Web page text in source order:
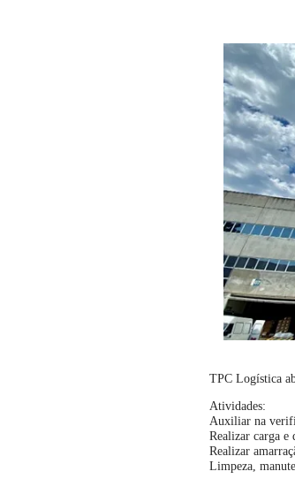
TPC Logística
Atividades:
Auxiliar na
Realizar carga e
Realizar
Limpeza,